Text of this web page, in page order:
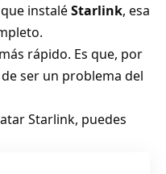
instaléStarlink, esa
rápido. Es que, por
ser un problema del
Starlink, puedes